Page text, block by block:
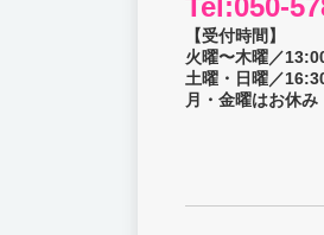
Tel:050-
【受付時間】
火曜〜木曜／
土曜・日曜／
月・金曜はお休み